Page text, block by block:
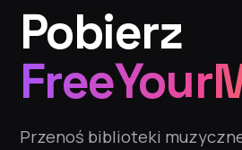
Pobierz
Przenoś biblioteki